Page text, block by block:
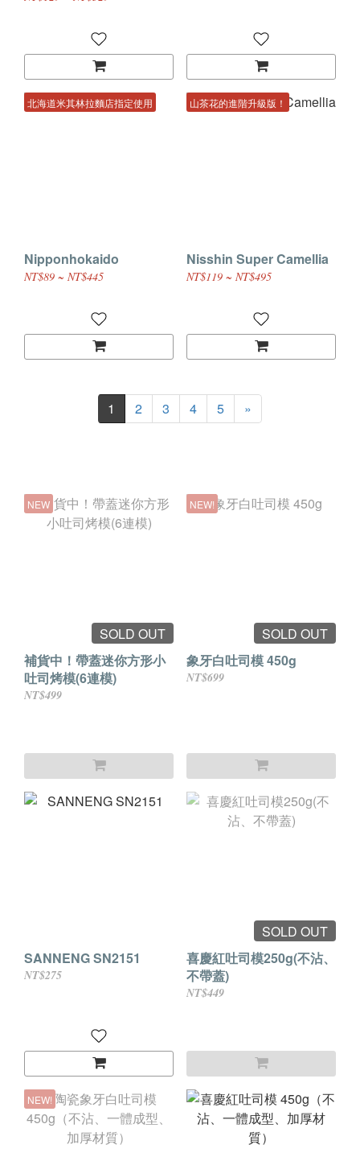
北海道米其林拉麵店指定使用
Nipponhokaido
NT$89 ~ NT$445
山茶花的進階升級版！
Nisshin Super Camellia
NT$119 ~ NT$495
1 2 3 4 5 »
NEW
SOLD OUT
補貨中！帶蓋迷你方形小
吐司烤模(6連模)
NT$499
NEW!
SOLD OUT
象牙白吐司模 450g
NT$699
SANNENG SN2151
NT$275
SOLD OUT
喜慶紅吐司模250g(不沾、
不帶蓋)
NT$449
NEW!